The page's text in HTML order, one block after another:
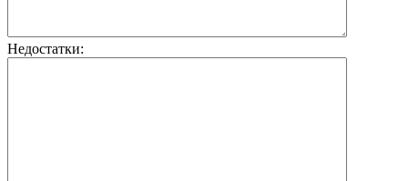
Недостатки: